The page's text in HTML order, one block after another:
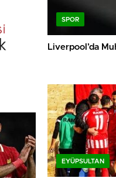
SPOR
Liverpool’da
EYÜPSULTAN